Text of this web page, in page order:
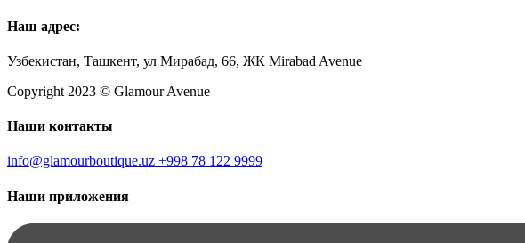
Наш адрес:
Узбекистан, Ташкент, ул Мирабад, 66, ЖК Mirabad Avenue
Copyright 2023 © Glamour Avenue
Наши контакты
info@glamourboutique.uz +998 78 122 9999
Наши приложения